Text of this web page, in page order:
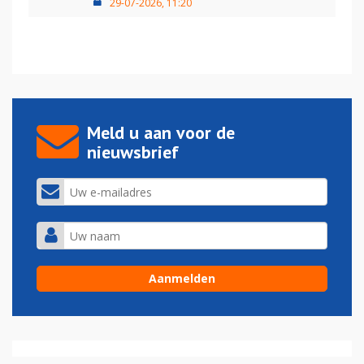
29-07-2026, 11:20
Meld u aan voor de
nieuwsbrief